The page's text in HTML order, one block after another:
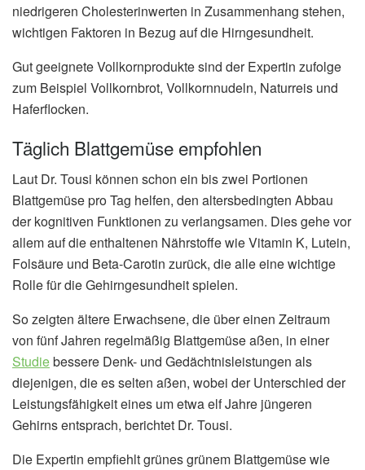
niedrigeren Cholesterinwerten in Zusammenhang stehen,
wichtigen Faktoren in Bezug auf die Hirngesundheit.
Gut geeignete Vollkornprodukte sind der Expertin zufolge
zum Beispiel Vollkornbrot, Vollkornnudeln, Naturreis und
Haferflocken.
Täglich Blattgemüse empfohlen
Laut Dr. Tousi können schon ein bis zwei Portionen
Blattgemüse pro Tag helfen, den altersbedingten Abbau
der kognitiven Funktionen zu verlangsamen. Dies gehe vor
allem auf die enthaltenen Nährstoffe wie Vitamin K, Lutein,
Folsäure und Beta-Carotin zurück, die alle eine wichtige
Rolle für die Gehirngesundheit spielen.
So zeigten ältere Erwachsene, die über einen Zeitraum
von fünf Jahren regelmäßig Blattgemüse aßen, in einer
Studiebessere Denk- und Gedächtnisleistungen als
diejenigen, die es selten aßen, wobei der Unterschied der
Leistungsfähigkeit eines um etwa elf Jahre jüngeren
Gehirns entsprach, berichtet Dr. Tousi.
Die Expertin empfiehlt grünes grünem Blattgemüse wie